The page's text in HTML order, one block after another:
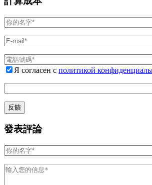
Я согласен с политикой
發表評論